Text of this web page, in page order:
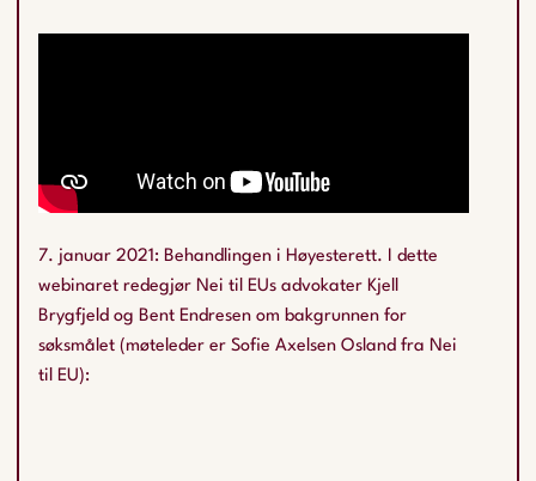
7. januar 2021: Behandlingen i Høyesterett. I dette
webinaret redegjør Nei til EUs advokater Kjell
Brygfjeld og Bent Endresen om bakgrunnen for
søksmålet (møteleder er Sofie Axelsen Osland fra Nei
til EU):